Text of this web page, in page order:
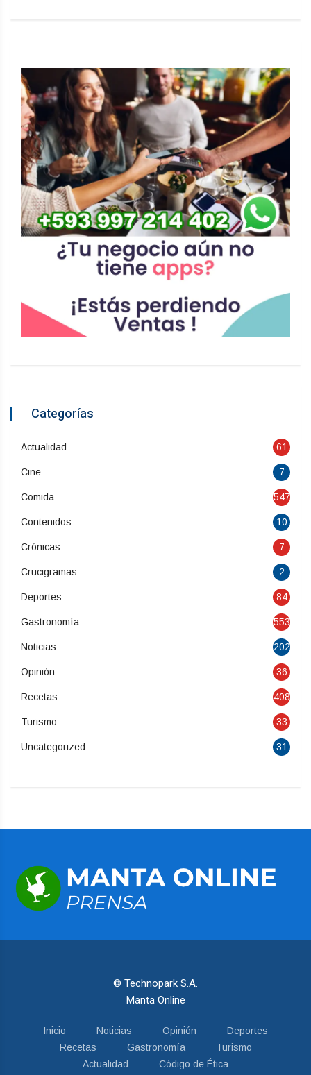
Categorías
Actualidad 61
Cine 7
Comida 547
Contenidos 10
Crónicas 7
Crucigramas 2
Deportes 84
Gastronomía 553
Noticias 202
Opinión 36
Recetas 408
Turismo 33
Uncategorized 31
© Technopark S.A.
Manta Online
Inicio Noticias Opinión
Deportes
Recetas
Gastronomía
Turismo
Actualidad
Código de Ética